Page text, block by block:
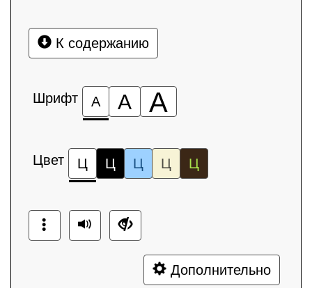
К содержанию
Шрифт А А А
Цвет Ц Ц Ц Ц Ц
Дополнительно